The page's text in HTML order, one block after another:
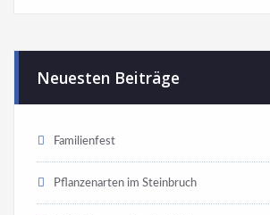
Neuesten Beiträge
Familienfest
Pflanzenarten im Steinbruch